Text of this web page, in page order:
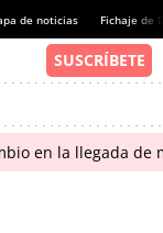
de noticias Fichaje de
en la llegada